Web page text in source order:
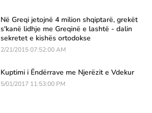
Në Greqi jetojnë 4 milion shqiptarë, grekët
s'kanë lidhje me Greqinë e lashtë - dalin
sekretet e kishës ortodokse
2/21/2015 07:52:00 AM
Kuptimi i Ëndërrave me Njerëzit e Vdekur
5/01/2017 11:53:00 PM